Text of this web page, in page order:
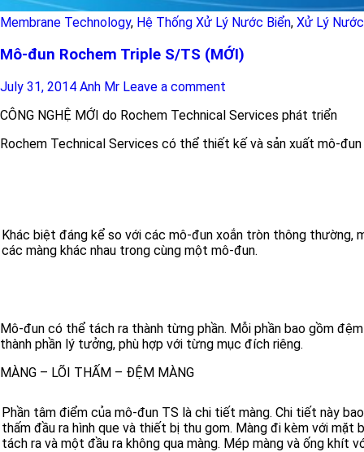
Membrane Technology, Hệ Thống Xử Lý Nước Biển, Xử Lý
Mô-đun Rochem Triple S/TS (MỚI)
July 31, 2014 Anh Mr Leave a comment
CÔNG NGHỆ MỚI do Rochem Technical Services phát triển
Rochem Technical Services có thể thiết kế và sản xuất mô-
Khác biệt đáng kể so với các mô-đun xoắn tròn thông thường,
các màng khác nhau trong cùng một mô-đun.
Mô-đun có thể tách ra thành từng phần. Mỗi phần bao gồm
thành phần lý tưởng, phù hợp với từng mục đích riêng.
MÀNG – LÕI THẤM – ĐỆM MÀNG
Phần tâm điểm của mô-đun TS là chi tiết màng. Chi tiết này
thấm đầu ra hình que và thiết bị thu gom. Màng đi kèm với
tách ra và một đầu ra không qua màng. Mép màng và ống khít